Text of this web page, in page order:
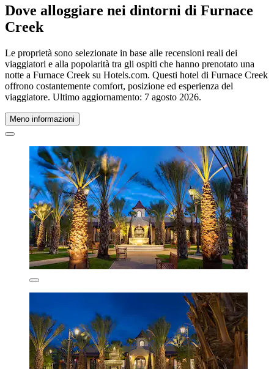
Dove alloggiare nei dintorni di Furnace
Creek
Le proprietà sono selezionate in base alle recensioni reali dei
viaggiatori e alla popolarità tra gli ospiti che hanno prenotato una
notte a Furnace Creek su Hotels.com. Questi hotel di Furnace Creek
offrono costantemente comfort, posizione ed esperienza del
viaggiatore. Ultimo aggiornamento: 7 agosto 2026.
Meno informazioni